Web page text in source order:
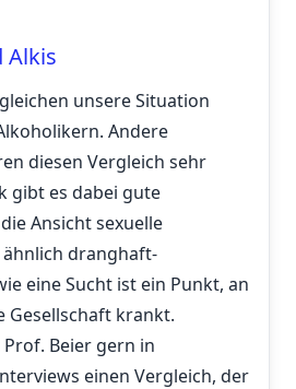
Alkis
unsere Situation
Andere
diesen Vergleich sehr
gibt es dabei gute
Ansicht sexuelle
dranghaft-
eine Sucht ist ein Punkt, an
Gesellschaft krankt.
Beier gern in
einen Vergleich, der